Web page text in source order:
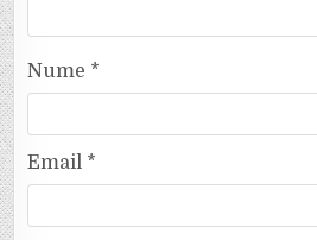
Nume *
Email *